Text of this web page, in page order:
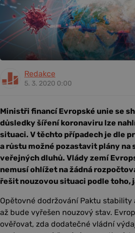
Redakce
5. 3. 2020 0:00
Ministři financí Evropské unie se
důsledky šíření koronaviru lze
situaci. V těchto případech je dle
a růstu možné pozastavit plány na
veřejných dluhů. Vlády zemí
nemusí ohlížet na žádná
řešit nouzovou situaci podle toho,
Opětovné dodržování Paktu stability
až bude vyřešen nouzový stav.
ověřovat, zda dodatečné vládní